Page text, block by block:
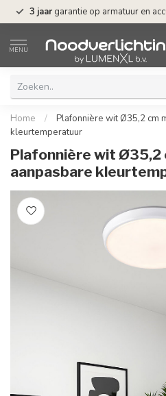
3 jaar garantie op armatuur en
MENU
Home /
Plafonnière wit Ø35,2 cm
kleurtemperatuur
Plafonnière wit Ø35,2
aanpasbare